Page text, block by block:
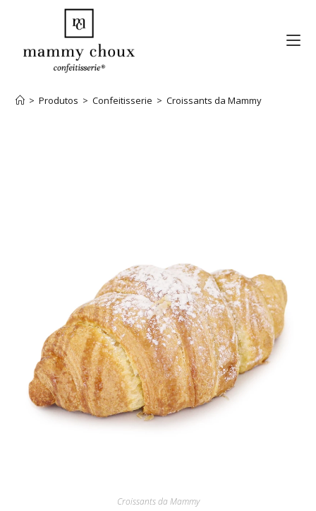
> Produtos > Confeitisserie > Croissants da Mammy
Croissants da Mammy